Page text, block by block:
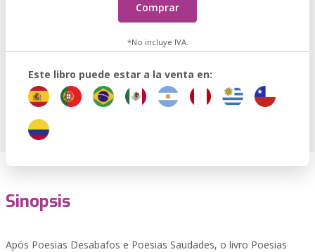
Comprar
*No incluye IVA.
Este libro puede estar a la venta en:
Sinopsis
Após Poesias Desabafos e Poesias Saudades, o livro Poesias